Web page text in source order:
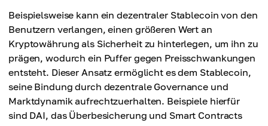
Beispielsweise kann ein dezentraler Stablecoin von den
Benutzern verlangen, einen größeren Wert an
Kryptowährung als Sicherheit zu hinterlegen, um ihn zu
prägen, wodurch ein Puffer gegen Preisschwankungen
entsteht. Dieser Ansatz ermöglicht es dem Stablecoin,
seine Bindung durch dezentrale Governance und
Marktdynamik aufrechtzuerhalten. Beispiele hierfür
sind DAI, das Überbesicherung und Smart Contracts